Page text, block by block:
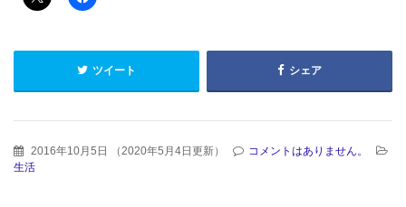
ツイート シェア
2016年10月5日 （ 2020年5月4日更新）
コメントはありません。
生活